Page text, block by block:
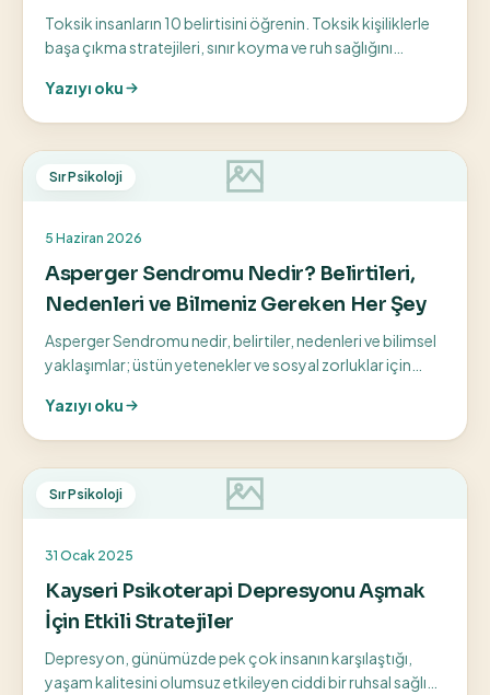
Toksik insanların 10 belirtisini öğrenin. Toksik kişiliklerle
başa çıkma stratejileri, sınır koyma ve ruh sağlığını
Yazıyı oku
Sır Psikoloji
5 Haziran 2026
Asperger Sendromu Nedir? Belirtileri,
Nedenleri ve Bilmeniz Gereken Her Şey
Asperger Sendromu nedir, belirtiler, nedenleri ve bilimsel
yaklaşımlar; üstün yetenekler ve sosyal zorluklar için
Yazıyı oku
Sır Psikoloji
31 Ocak 2025
Kayseri Psikoterapi Depresyonu Aşmak
İçin Etkili Stratejiler
Depresyon, günümüzde pek çok insanın karşılaştığı,
yaşam kalitesini olumsuz etkileyen ciddi bir ruhsal sağlık